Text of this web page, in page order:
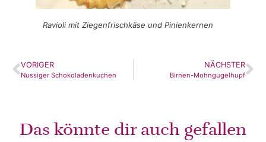
Ravioli mit Ziegenfrischkäse und Pinienkernen
VORIGER
Nussiger Schokoladenkuchen
NÄCHSTER
Birnen-Mohngugelhupf
Das könnte dir auch gefallen